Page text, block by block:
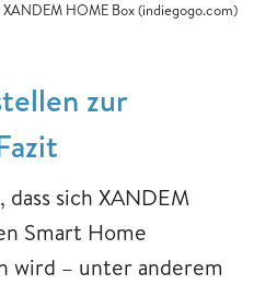
HOME Box (indiegogo.com)
zur
sich XANDEM
Smart Home
wird – unter anderem